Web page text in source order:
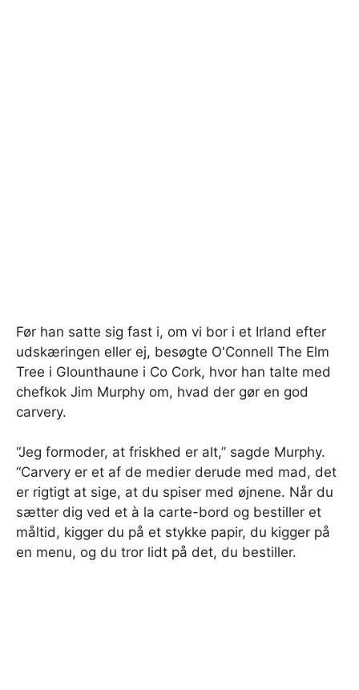
Før han satte sig fast i, om vi bor i et Irland efter
udskæringen eller ej, besøgte O'Connell The Elm
Tree i Glounthaune i Co Cork, hvor han talte med
chefkok Jim Murphy om, hvad der gør en god
carvery.
“Jeg formoder, at friskhed er alt,” sagde Murphy.
“Carvery er et af de medier derude med mad, det
er rigtigt at sige, at du spiser med øjnene. Når du
sætter dig ved et à la carte-bord og bestiller et
måltid, kigger du på et stykke papir, du kigger på
en menu, og du tror lidt på det, du bestiller.